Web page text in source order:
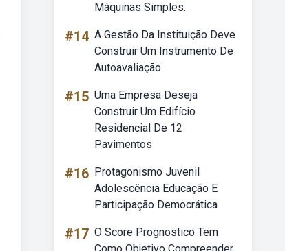
Máquinas Simples.
#14 A Gestão Da Instituição Deve
Construir Um Instrumento De
Autoavaliação
#15 Uma Empresa Deseja
Construir Um Edifício
Residencial De 12
Pavimentos
#16 Protagonismo Juvenil
Adolescência Educação E
Participação Democrática
#17 O Score Prognostico Tem